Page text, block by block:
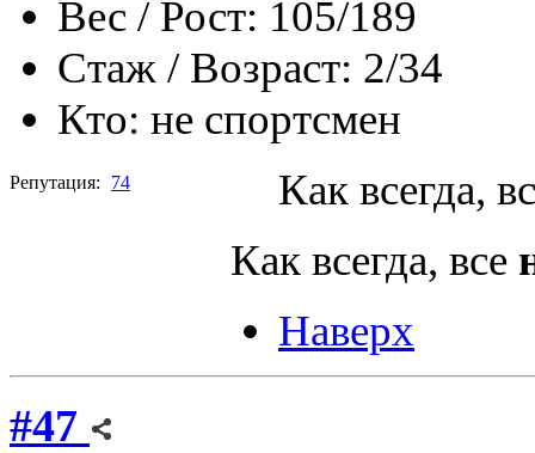
Вес / Рост: 105/189
Стаж / Возраст: 2/34
Кто: не спортсмен
Репутация: 74
Как всегда,
Как всегда, все
Наверх
#47